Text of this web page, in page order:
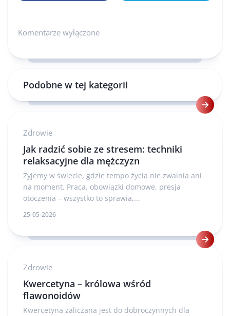
Komentarze wyłączone
Podobne w tej kategorii
Zdrowie
Jak radzić sobie ze stresem: techniki
relaksacyjne dla mężczyzn
Żyjemy w świecie, gdzie tempo życia nie zwalnia ani
na moment. Praca, obowiązki domowe, presja
otoczenia – wszystko to sprawia,...
25-05-2026
Zdrowie
Kwercetyna – królowa wśród
flawonoidów
Kwercetyna zaliczana jest do dobroczynnych dla